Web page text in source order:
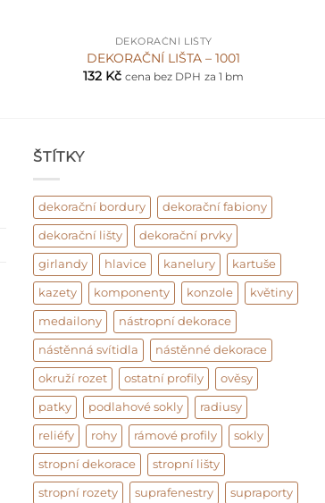
DEKORAČNÍ LIŠTY
DEKORAČNÍ LIŠTA – 1001
132 Kč cena bez DPH za 1 bm
ŠTÍTKY
dekorační bordury dekorační fabiony
dekorační lišty dekorační prvky
girlandy hlavice kanelury kartuše
kazety komponenty konzole květiny
medailony nástropní dekorace
nástěnná svítidla nástěnné dekorace
okruží rozet ostatní profily ověsy
patky podlahové sokly radiusy
reliéfy rohy rámové profily sokly
stropní dekorace stropní lišty
stropní rozety suprafenestry supraporty